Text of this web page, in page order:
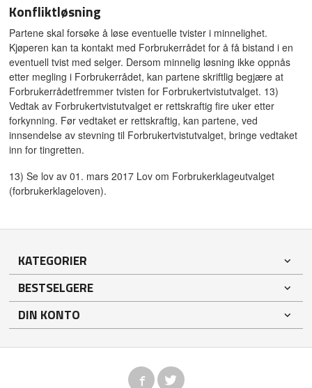
Konfliktløsning
Partene skal forsøke å løse eventuelle tvister i minnelighet.
Kjøperen kan ta kontakt med Forbrukerrådet for å få bistand i en
eventuell tvist med selger. Dersom minnelig løsning ikke oppnås
etter megling i Forbrukerrådet, kan partene skriftlig begjære at
Forbrukerrådetfremmer tvisten for Forbrukertvistutvalget. 13)
Vedtak av Forbrukertvistutvalget er rettskraftig fire uker etter
forkynning. Før vedtaket er rettskraftig, kan partene, ved
innsendelse av stevning til Forbrukertvistutvalget, bringe vedtaket
inn for tingretten.
13) Se lov av 01. mars 2017 Lov om Forbrukerklageutvalget
(forbrukerklageloven).
KATEGORIER
BESTSELGERE
DIN KONTO